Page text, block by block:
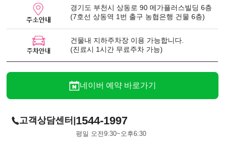
경기도 부천시 상동로 90 메가플러스빌딩 6층
(7호선 상동역 1번 출구 농협은행 건물 6층)
건물내 지하주차장 이용 가능합니다.
(진료시 1시간 무료주차 가능)
네이버 예약 바로가기
고객상담센터 |1544-1997
평일 오전9:30~오후6:30